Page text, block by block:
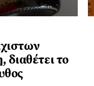
το